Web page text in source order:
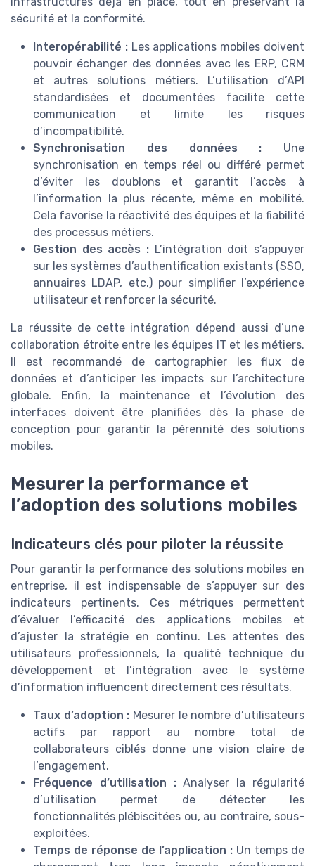
sécurité et la conformité.
Interopérabilité :Les applications mobiles doivent
pouvoir échanger des données avec les ERP, CRM
et autres solutions métiers. L’utilisation d’API
standardisées et documentées facilite cette
communication et limite les risques
d’incompatibilité.
Synchronisation des données : Une
synchronisation en temps réel ou différé permet
d’éviter les doublons et garantit l’accès à
l’information la plus récente, même en mobilité.
Cela favorise la réactivité des équipes et la fiabilité
des processus métiers.
Gestion des accès : L’intégration doit s’appuyer
sur les systèmes d’authentification existants (SSO,
annuaires LDAP, etc.) pour simplifier l’expérience
utilisateur et renforcer la sécurité.
La réussite de cette intégration dépend aussi d’une
collaboration étroite entre les équipes IT et les métiers.
Il est recommandé de cartographier les flux de
données et d’anticiper les impacts sur l’architecture
globale. Enfin, la maintenance et l’évolution des
interfaces doivent être planifiées dès la phase de
conception pour garantir la pérennité des solutions
mobiles.
Mesurer la performance et
l’adoption des solutions mobiles
Indicateurs clés pour piloter la réussite
Pour garantir la performance des solutions mobiles en
entreprise, il est indispensable de s’appuyer sur des
indicateurs pertinents. Ces métriques permettent
d’évaluer l’efficacité des applications mobiles et
d’ajuster la stratégie en continu. Les attentes des
utilisateurs professionnels, la qualité technique du
développement et l’intégration avec le système
d’information influencent directement ces résultats.
Taux d’adoption : Mesurer le nombre d’utilisateurs
actifs par rapport au nombre total de
collaborateurs ciblés donne une vision claire de
l’engagement.
Fréquence d’utilisation :Analyser la régularité
d’utilisation permet de détecter les
fonctionnalités plébiscitées ou, au contraire, sous-
exploitées.
Temps de réponse de l’application : Un temps de